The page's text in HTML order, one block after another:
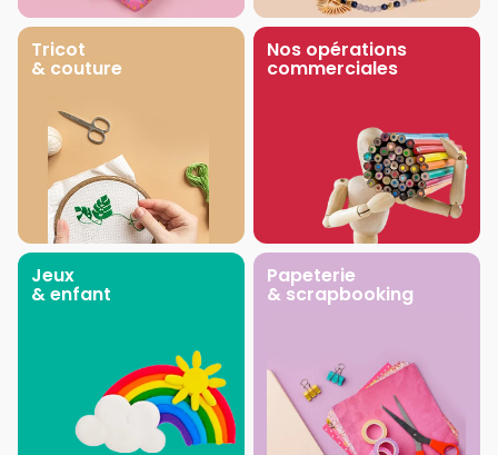
Tricot
& couture
Nos opérations
commerciales
Jeux
& enfant
Papeterie
& scrapbooking